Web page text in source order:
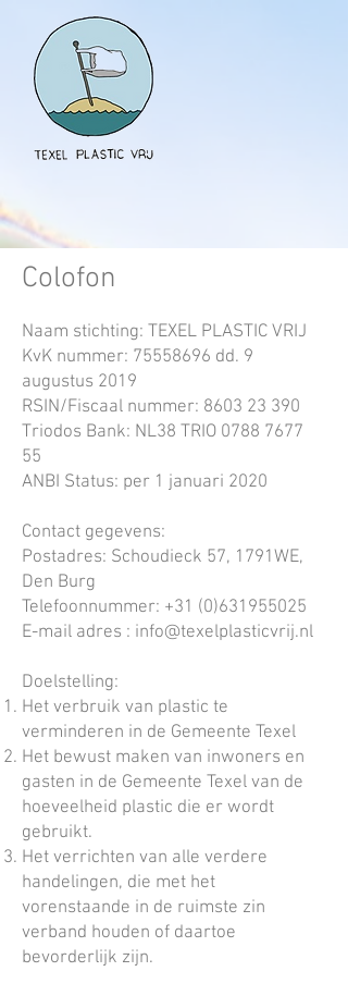
Colofon
Naam stichting: TEXEL PLASTIC VRIJ
KvK nummer: 75558696 dd. 9
augustus 2019
RSIN/Fiscaal nummer: 8603 23 390
Triodos Bank: NL38 TRIO 0788 7677
55
ANBI Status: per 1 januari 2020
Contact gegevens:
Postadres: Schoudieck 57, 1791WE,
Den Burg
Telefoonnummer: +31 (0)631955025
E-mail adres : info@texelplasticvrij.nl
Doelstelling:
Het verbruik van plastic te
verminderen in de Gemeente Texel
Het bewust maken van inwoners en
gasten in de Gemeente Texel van de
hoeveelheid plastic die er wordt
gebruikt.
Het verrichten van alle verdere
handelingen, die met het
vorenstaande in de ruimste zin
verband houden of daartoe
bevorderlijk zijn.